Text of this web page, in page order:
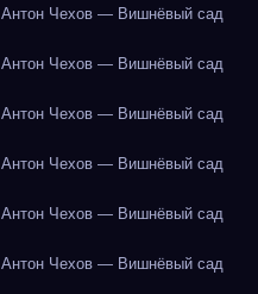
Антон Чехов — Вишнёвый сад
Антон Чехов — Вишнёвый сад
Антон Чехов — Вишнёвый сад
Антон Чехов — Вишнёвый сад
Антон Чехов — Вишнёвый сад
Антон Чехов — Вишнёвый сад